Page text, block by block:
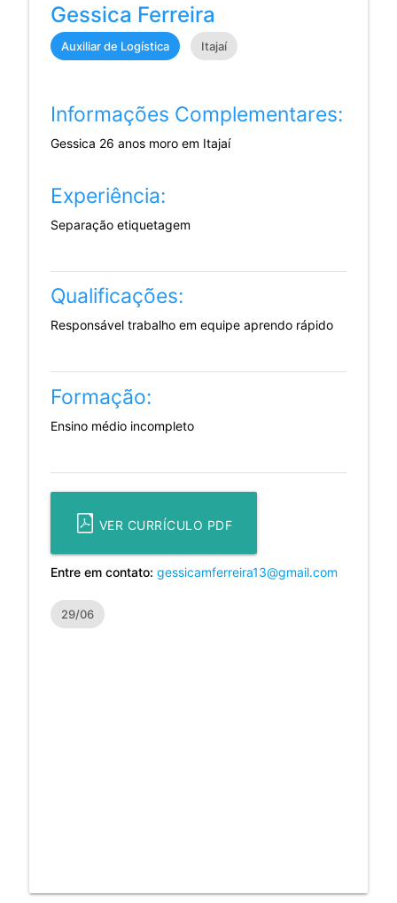
Gessica Ferreira
Auxiliar de Logística Itajaí
Informações Complementares:
Gessica 26 anos moro em Itajaí
Experiência:
Separação etiquetagem
Qualificações:
Responsável trabalho em equipe aprendo rápido
Formação:
Ensino médio incompleto
VER CURRÍCULO PDF
Entre em contato: gessicamferreira13@gmail.com
29/06